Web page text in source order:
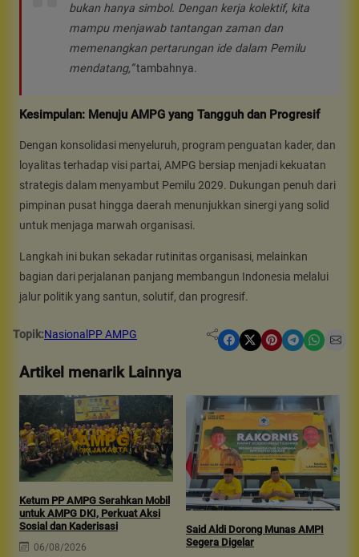
bukan hanya simbol. Dengan kerja kolektif, kita
mampu menjawab tantangan zaman dan
memenangkan pertarungan ide dalam Pemilu
mendatang,”tambahnya.
Kesimpulan: Menuju AMPG yang Tangguh dan Progresif
Dengan konsolidasi menyeluruh, program penguatan kader, dan
loyalitas terhadap visi partai, AMPG bersiap menjadi kekuatan
strategis dalam menyambut Pemilu 2029. Dukungan penuh dari
pimpinan pusat hingga daerah menunjukkan sinergi yang solid
untuk menjaga marwah organisasi.
Langkah ini bukan sekadar rutinitas organisasi, melainkan
bagian dari perjalanan panjang membangun Indonesia melalui
jalur politik yang santun, solutif, dan progresif.
Topik:Nasional PP AMPG Share on Facebook Share on X Share on Pinterest Share on Telegram Share on WhatsApp Share on Email
Artikel menarik Lainnya
Ketum PP AMPG Serahkan Mobil
untuk AMPG DKI, Perkuat Aksi
Sosial dan Kaderisasi
06/08/2026
Said Aldi Dorong Munas AMPI
Segera Digelar